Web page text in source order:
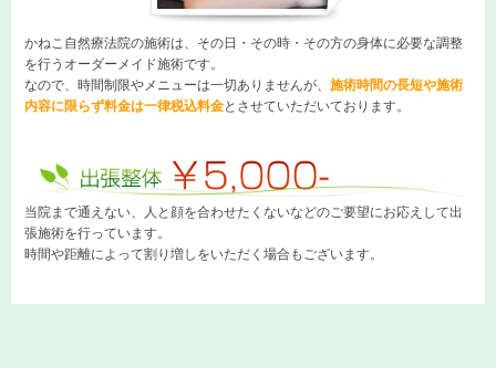
かねこ自然療法院の施術は、その日・その時・その方の身体に必要な調整
を行うオーダーメイド施術です。
なので、時間制限やメニューは一切ありませんが、 施術時間の長短や施術
内容に限らず料金は一律税込料金とさせていただいております。
当院まで通えない、人と顔を合わせたくないなどのご要望にお応えして出
張施術を行っています。
時間や距離によって割り増しをいただく場合もございます。